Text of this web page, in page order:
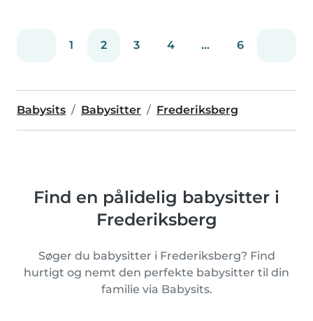
1 2 3 4 ... 6
Babysits Babysitter Frederiksberg
Find en pålidelig babysitter i
Frederiksberg
Søger du babysitter i Frederiksberg? Find
hurtigt og nemt den perfekte babysitter til din
familie via Babysits.